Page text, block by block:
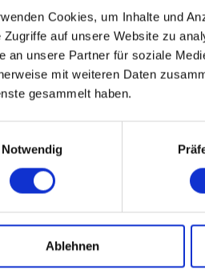
Cookies, um Inhalte und
Zugriffe auf unsere Website zu
an unsere Partner für soziale
mit weiteren Daten
gesammelt haben.
Notwendig
Ablehnen
Hitchcocks Vögelchen